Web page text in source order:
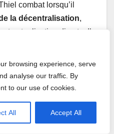
browsing experience, serve
analyse our traffic. By
to our use of cookies.
All Accept All
combat lorsqu’il
la décentralisation,
directe. Il
les abus, mais de
choisit
Thiel préfère
L’un parie sur la